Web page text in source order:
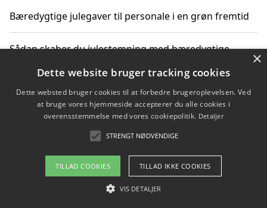
Bæredygtige julegaver til personale i en grøn fremtid
Sådan skaber du julestemning med bæredygtige
Sådan skaber du et bæredygtigt hjem med familien i
Copyright 2026 - Pilanto Aps
Om / kontakt
×
Dette website bruger tracking cookies
Dette websted bruger cookies til at forbedre brugeroplevelsen. Ved
at bruge vores hjemmeside accepterer du alle cookies i
overensstemmelse med vores cookiepolitik. Detaljer
STRENGT NØDVENDIGE
TILLAD COOKIES TILLAD IKKE COOKIES
VIS DETALJER